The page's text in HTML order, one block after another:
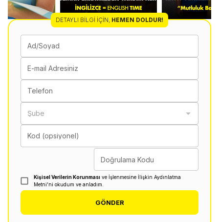
DETAYLI BILGI İÇIN, HEMEN DOLDUR!
Ad/Soyad
E-mail Adresiniz
Telefon
Şube
Kod (opsiyonel)
Doğrulama Kodu
Kişisel Verilerin Korunması ve İşlenmesine İlişkin Aydınlatma
Metni'ni okudum ve anladım.
GÖNDER